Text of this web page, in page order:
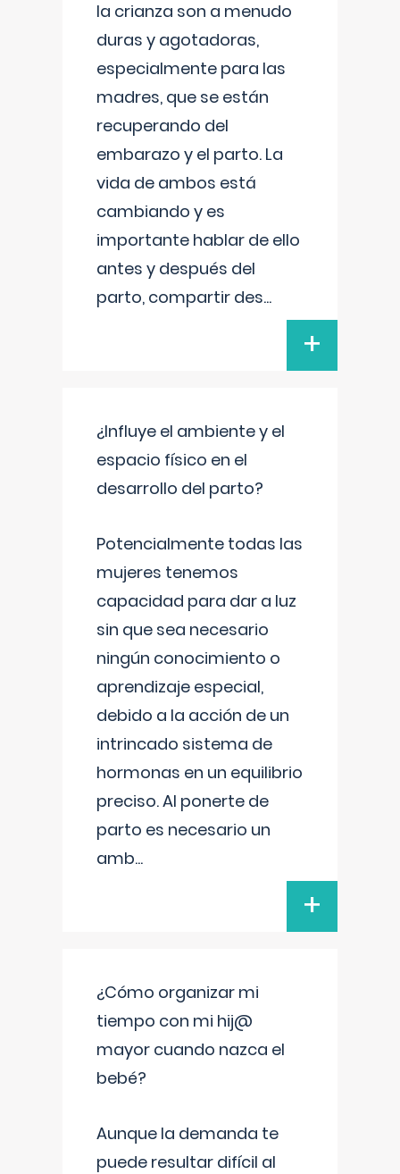
la crianza son a menudo
duras y agotadoras,
especialmente para las
madres, que se están
recuperando del
embarazo y el parto. La
vida de ambos está
cambiando y es
importante hablar de ello
antes y después del
parto, compartir des...
+
¿Influye el ambiente y el
espacio físico en el
desarrollo del parto?
Potencialmente todas las
mujeres tenemos
capacidad para dar a luz
sin que sea necesario
ningún conocimiento o
aprendizaje especial,
debido a la acción de un
intrincado sistema de
hormonas en un equilibrio
preciso. Al ponerte de
parto es necesario un
amb...
+
¿Cómo organizar mi
tiempo con mi hij@
mayor cuando nazca el
bebé?
Aunque la demanda te
puede resultar difícil al